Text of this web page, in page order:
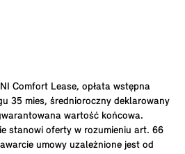
Comfort Lease, opłata wstępna
35 mies, średnioroczny deklarowany
wartość końcowa.
stanowi oferty w rozumieniu art. 66
umowy uzależnione jest od